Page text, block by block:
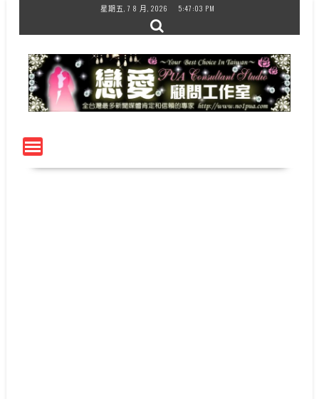
content
星期五, 7 8 月, 2026 5:47:03 PM